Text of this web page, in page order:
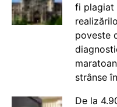
fi plagiat
poveste
strânse
De la